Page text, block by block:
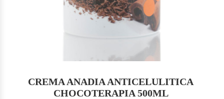
CREMA ANADIA ANTICELULITICA
CHOCOTERAPIA 500ML